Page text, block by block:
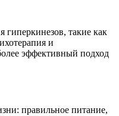
гиперкинезов, такие как
и
эффективный подход
правильное питание,